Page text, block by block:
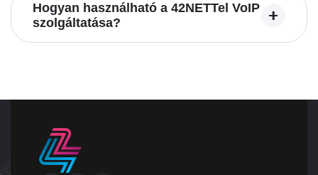
Hogyan használható a 42NETTel VoIP
szolgáltatása?